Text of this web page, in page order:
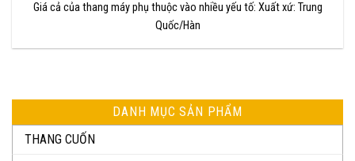
Giá cả của thang máy phụ thuộc vào nhiều yếu tố: Xuất xứ: Trung
Quốc/Hàn
DANH MỤC SẢN PHẨM
THANG CUỐN